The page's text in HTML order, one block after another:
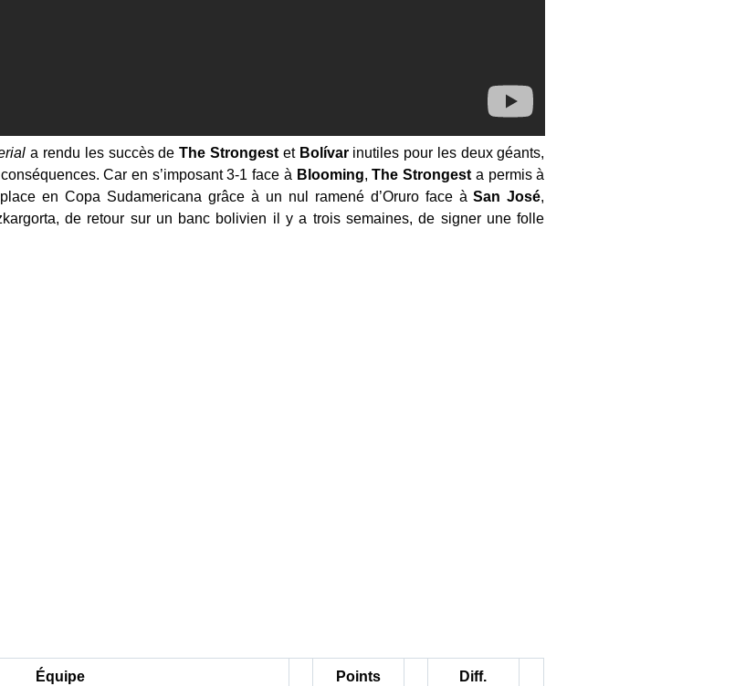
a rendu les succès deThe Strongestet Bolívarinutiles pour les deux géants,
Car en s’imposant 3-1 face à Blooming,The Strongest a permis à
en Copa Sudamericana grâce à un nul ramené d’Oruro face àSan José,
de retour sur un banc bolivien il y a trois semaines, de signer une folle
Équipe Points Diff.